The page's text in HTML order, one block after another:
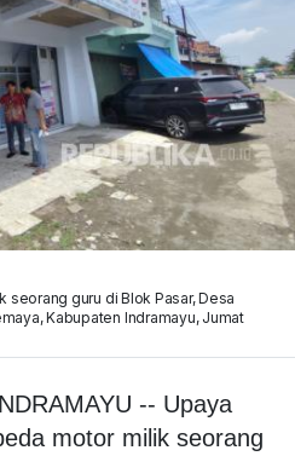
guru di Blok Pasar, Desa
Kabupaten Indramayu, Jumat
-- Upaya
motor milik seorang